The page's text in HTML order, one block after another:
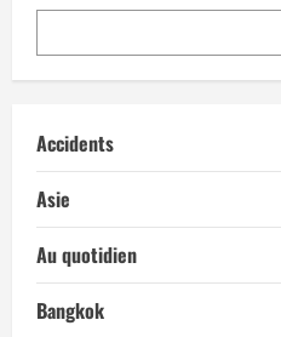
Accidents
Asie
Au quotidien
Bangkok